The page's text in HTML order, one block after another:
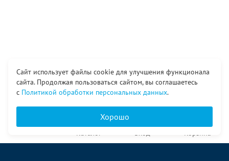
Сайт использует файлы cookie для улучшения функционала
сайта. Продолжая пользоваться сайтом, вы соглашаетесь
с Политикой обработки персональных данных.
Хорошо